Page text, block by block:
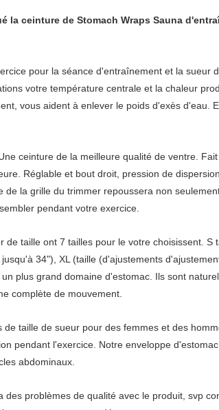
la ceinture de Stomach Wraps Sauna
pour la séance d'entraînement et la sueur
votre température centrale et la chaleur
vous aident à enlever le poids d'exès d'eau.
ceinture de la meilleure qualité de ventre.
Réglable et bout droit, pression de
la grille du trimmer repoussera non
pendant votre exercice.
de taille ont 7 tailles pour le votre choisissent. S
34"), XL (taille (d'ajustements
plus grand domaine d'estomac. Ils sont
complète de mouvement.
taille de sueur pour des femmes et des
pendant l'exercice. Notre enveloppe
abdominaux.
des problèmes de qualité avec le produit, svp